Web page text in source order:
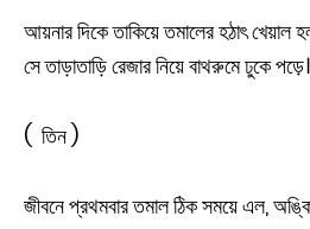
আয়নার দিকে তাকিয়ে তমালের হঠাৎ
সে তাড়াতাড়ি রেজার নিয়ে বাথরুমে ঢুকে পড়ে।
( তিন )
জীবনে প্রথমবার তমাল ঠিক সময়ে এল,